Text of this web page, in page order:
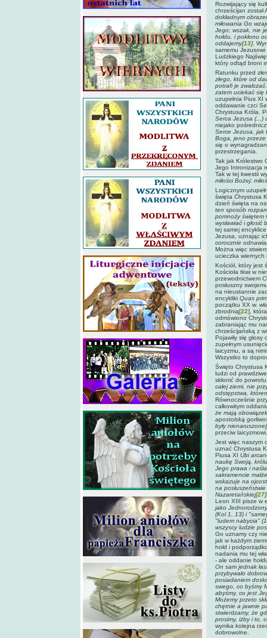
Rozwijający się
chrześcijan
dokładnym
miłowania Go
Jego; wszak, nie
hołdu. i pokłonu
oddajemy[13].
samemu
Ludzkiego
który odtąd broni
Ratunku przed
złego, które od
potrafi je
zatem uciekać się
uzupełnia Pius XI
oddawanie czci
Chrystusa Króla.
Serca Jezusa (...)
niejako
Serce Jezusa, jak
Boga, jeno przeze
się o
przestrzegania.
Tak jak Królestwo
Jego Intronizacja
Tak w tej kwestii
miłości Bożej:
Logicznym
święta Chrystusa
dzień święta na
ten sposób
pomnoży świętem
wysławiać i
tej samej
Jezusa, uznając
corocznie
Można więc
ucieczka wiernych
Kościół, który jest
Kościoła tkwi w
przewodnictwem
posłuszny
na nieustannie
encykliki Quas
początku XX w.
zbrodnią[22] ,
odmówiono
zabraniając mu
chrześcijańską z
Pojawiły się
zupełnym
laicyzmu, a są
Wszystko to
Święto Chrystusa
ludzi od
skłonić do
całej ziemi, nie
odstępstwa,
Równocześnie
całkowitym
że mają
apostolską
były nienaruszone
przeciw
Jest więc naszym
uznać Chrystusa
Piusa XI Ubi
naukę Swoją,
Jego prawa i
sakramencie
wskazuje na
na
Nazaretańskiej[27]
Leon XIII pisze w
jako
(Kol 1, 13) i
"ludem nabycia"
wszyscy ludzie
Go uznamy czy
jak w każdym
hołd i
nadania mu tej
- ale oddanie
On sam jednak
przybywało
posiadaniem
swego, co byśmy
abyśmy, co jest
Możemy przeto
chętnie a jawnie
stwierdzamy, że
prosimy, iżby i to,
wynika kolejna
dobrowolne.